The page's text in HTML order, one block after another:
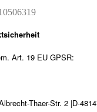
Art. 19 EU GPSR:
Thaer-Str. 2 |D-